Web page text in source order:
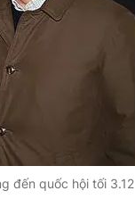
đến quốc hội tối 3.12